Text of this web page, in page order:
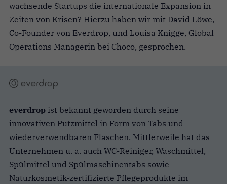
wachsende Startups die internationale Expansion in
Zeiten von Krisen? Hierzu haben wir mit David Löwe,
Co-Founder von Everdrop, und Louisa Knigge, Global
Operations Managerin bei Choco, gesprochen.
everdrop ist bekannt geworden durch seine
innovativen Putzmittel in Form von Tabs und
wiederverwendbaren Flaschen. Mittlerweile hat das
Unternehmen u. a. auch WC-Reiniger, Waschmittel,
Spülmittel und Spülmaschinentabs sowie
Naturkosmetik-zertifizierte Pflegeprodukte im